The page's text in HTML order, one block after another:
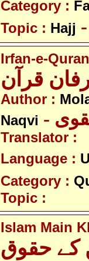
Category :
Topic : Hajj
Irfan-e-Quran
قرآن
Author :
Naqvi
Translator :
Language :
Category :
Topic :
Islam Main